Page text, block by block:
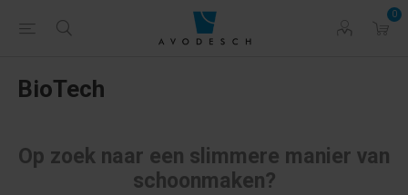
0
BioTech
Op zoek naar een slimmere manier van
schoonmaken?